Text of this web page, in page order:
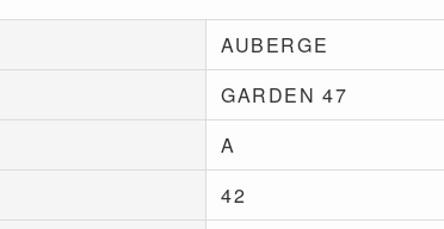
AUBERGE
GARDEN 47
A
42